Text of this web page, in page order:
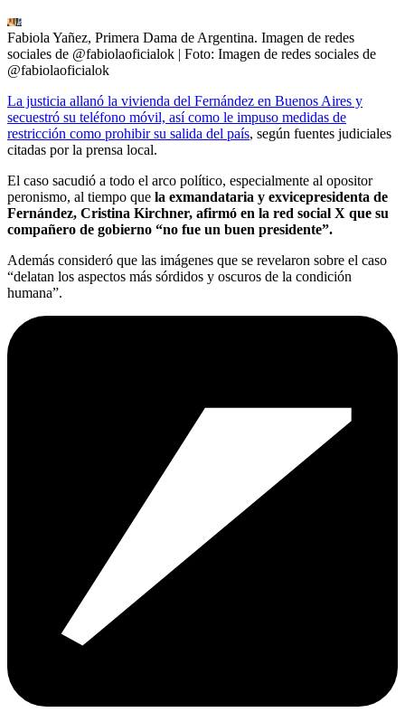
Fabiola Yañez, Primera Dama de Argentina. Imagen de redes
sociales de @fabiolaoficialok | Foto: Imagen de redes sociales de
@fabiolaoficialok
La justicia allanó la vivienda del Fernández en Buenos Aires y
secuestró su teléfono móvil, así como le impuso medidas de
restricción como prohibir su salida del país, según fuentes judiciales
citadas por la prensa local.
El caso sacudió a todo el arco político, especialmente al opositor
peronismo, al tiempo que la exmandataria y exvicepresidenta de
Fernández, Cristina Kirchner, afirmó en la red social X que su
compañero de gobierno “no fue un buen presidente”.
Además consideró que las imágenes que se revelaron sobre el caso
“delatan los aspectos más sórdidos y oscuros de la condición
humana”.